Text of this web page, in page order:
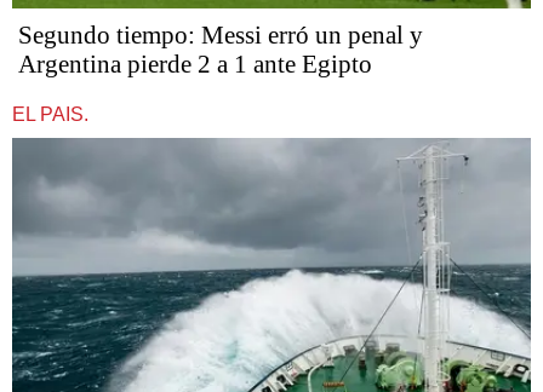
Segundo tiempo: Messi erró un penal y
Argentina pierde 2 a 1 ante Egipto
EL PAIS.